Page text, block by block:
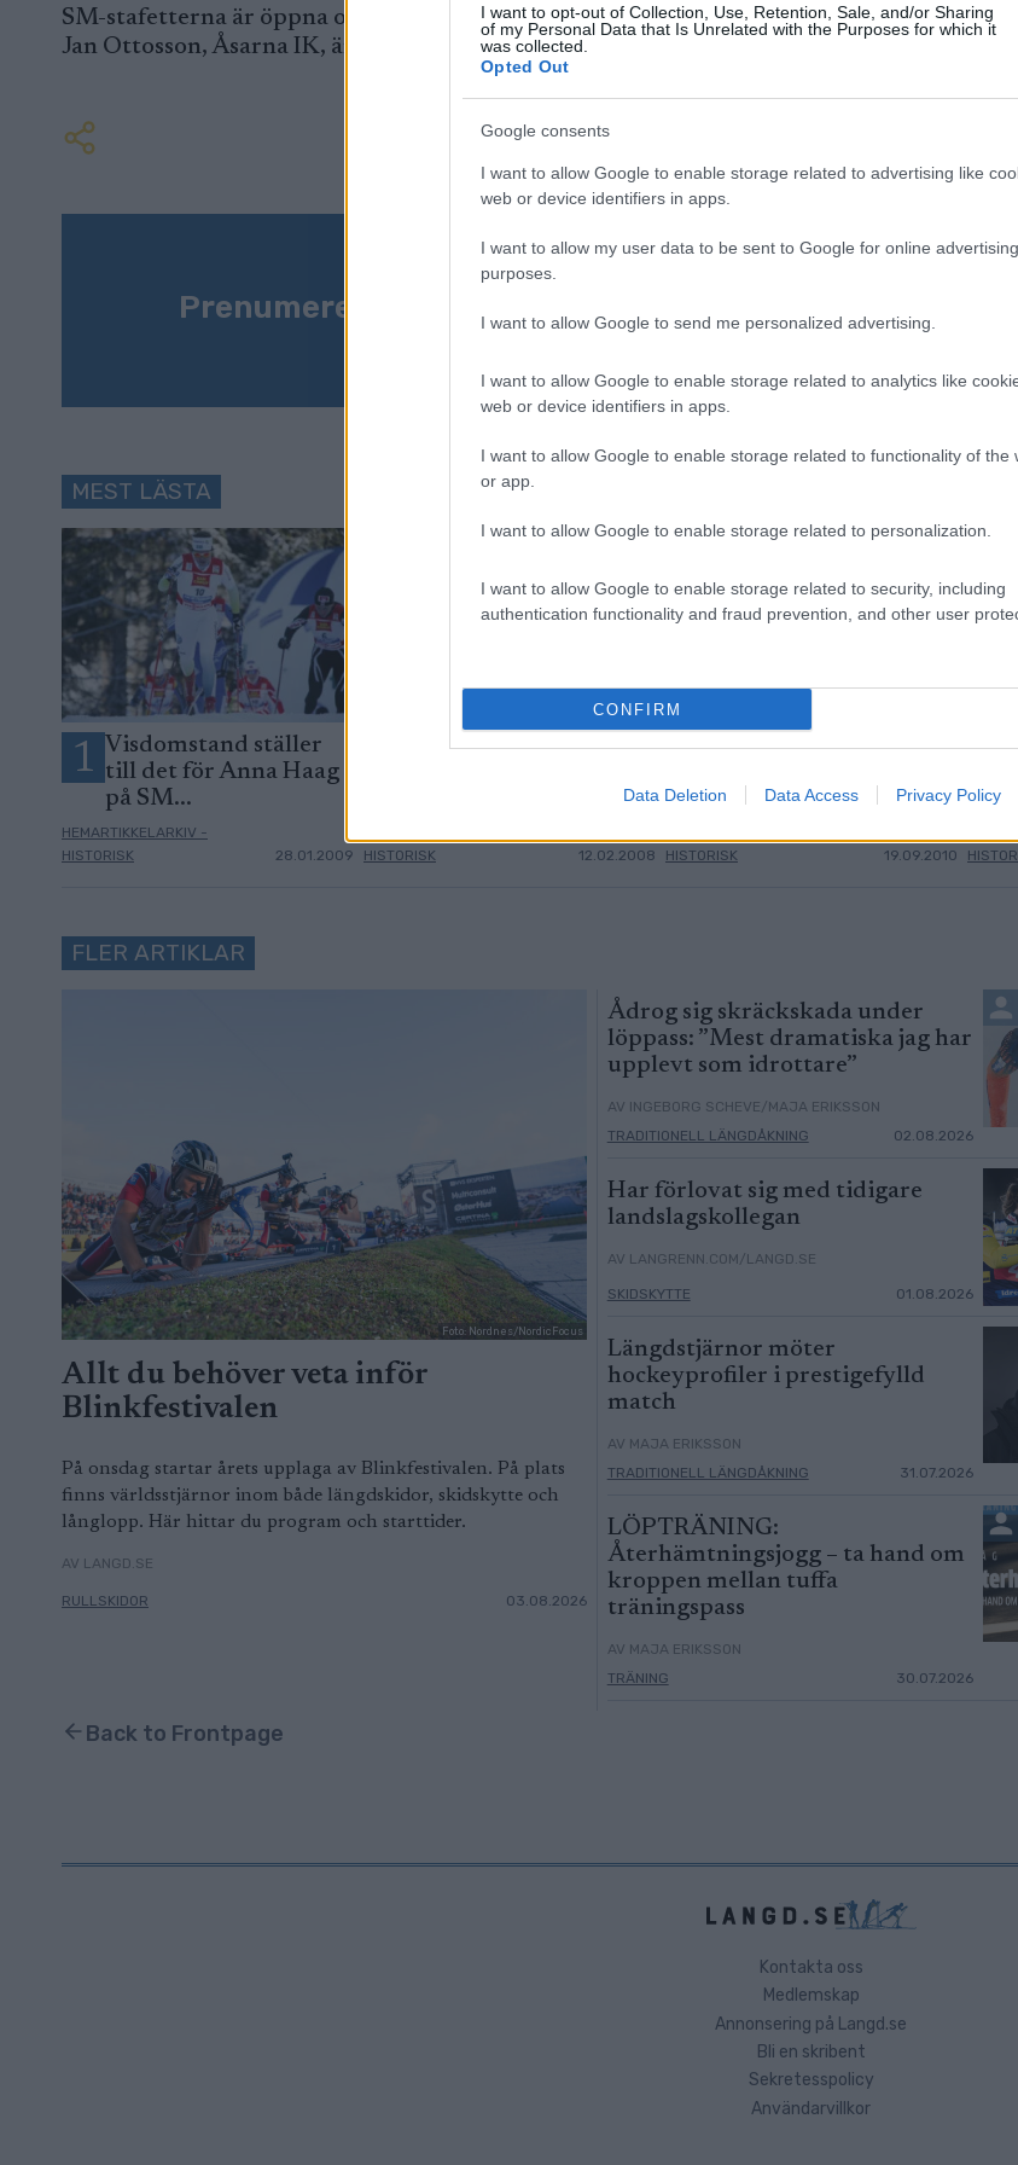
I want to opt-out of Collection, Use, Retention, Sale, and/or Sharing
of my Personal Data that Is Unrelated with the Purposes for which it
was collected.
Opted Out
Google consents
I want to allow Google to enable storage related to advertising like
web or device identifiers in apps.
I want to allow my user data to be sent to Google for online advertising
purposes.
I want to allow Google to send me personalized advertising.
I want to allow Google to enable storage related to analytics like
web or device identifiers in apps.
I want to allow Google to enable storage related to functionality of the
or app.
I want to allow Google to enable storage related to personalization.
I want to allow Google to enable storage related to security, including
authentication functionality and fraud prevention, and other user
CONFIRM
Data Deletion Data Access Privacy Policy
SM-stafetterna är öppna och kan bli veckans höjdpunkt i Falun-Borlänge.
Jan Ottosson, Åsarna IK, är tidernas SM-stafettkung. Han har varit med att vinna 10
Prenumerera på vårt nyhetsbrev
MEST LÄSTA
1 Visdomstand ställer
till det för Anna Haag
på SM...
HEMARTIKKELARKIV -
HISTORISK
28.01.2009
Trivs som frontfigur
HISTORISK
12.02.2008
3 Mathias Fredriksson
HISTORISK
19.09.2010
4
FLER ARTIKLAR
Foto: Nordnes/NordicFocus
Allt du behöver veta inför
Blinkfestivalen
På onsdag startar årets upplaga av Blinkfestivalen. På plats
finns världsstjärnor inom både längdskidor, skidskytte och
långlopp. Här hittar du program och starttider.
AV LANGD.SE
RULLSKIDOR 03.08.2026
Ådrog sig skräckskada under
löppass: ”Mest dramatiska jag har
upplevt som idrottare”
AV INGEBORG SCHEVE/MAJA ERIKSSON
TRADITIONELL LÄNGDÅKNING
02.08.2026
Har förlovat sig med tidigare
landslagskollegan
AV LANGRENN.COM/LANGD.SE
SKIDSKYTTE 01.08.2026
Längdstjärnor möter
hockeyprofiler i prestigefylld
match
AV MAJA ERIKSSON
TRADITIONELL LÄNGDÅKNING
31.07.2026
LÖPTRÄNING:
Återhämtningsjogg – ta hand om
kroppen mellan tuffa
träningspass
AV MAJA ERIKSSON
TRÄNING
30.07.2026
Back to Frontpage
Kontakta oss
Medlemskap
Annonsering på Langd.se
Bli en skribent
Sekretesspolicy
Användarvillkor